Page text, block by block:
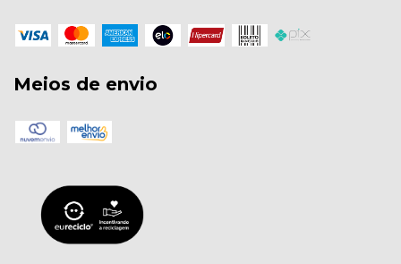
Meios de envio